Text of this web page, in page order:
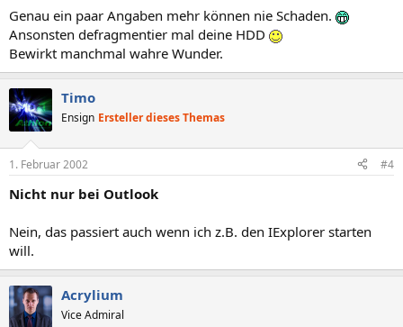
Genau ein paar Angaben mehr können nie Schaden.
Ansonsten defragmentier mal deine HDD
Bewirkt manchmal wahre Wunder.
Timo
Ensign Ersteller dieses Themas
1. Februar 2002 #4
Nicht nur bei Outlook
Nein, das passiert auch wenn ich z.B. den IExplorer starten
will.
Acrylium
Vice Admiral